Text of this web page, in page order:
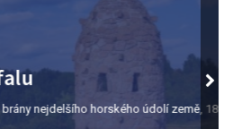
horského údolí země, 18 km od